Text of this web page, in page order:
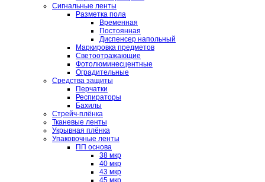
Сигнальные ленты
Разметка пола
Временная
Постоянная
Диспенсер напольный
Маркировка предметов
Светоотражающие
Фотолюминесцентные
Оградительные
Средства защиты
Перчатки
Респираторы
Бахилы
Стрейч-плёнка
Тканевые ленты
Укрывная плёнка
Упаковочные ленты
ПП основа
38 мкр
40 мкр
43 мкр
45 мкр